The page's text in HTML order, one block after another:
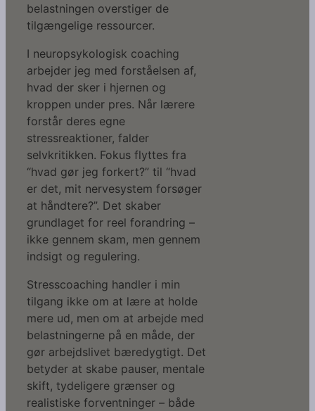
belastningen overstiger de
tilgængelige ressourcer.
I neuropsykologisk coaching
arbejder jeg med forståelsen af,
hvad der sker i hjernen og
kroppen under pres. Når lærere
forstår deres egne
stressreaktioner, falder
selvkritikken. Fokus flyttes fra
“hvad gør jeg forkert?” til “hvad
er det, mit nervesystem forsøger
at håndtere?”. Det skaber
grundlaget for reel forandring –
ikke gennem skam, men gennem
indsigt og regulering.
Stresscoaching handler i min
tilgang ikke om at lære at holde
mere ud, men om at arbejde med
belastningerne på en måde, der
gør arbejdslivet bæredygtigt. Det
betyder at skabe pauser, mentale
skift, tydeligere grænser og
realistiske forventninger – både